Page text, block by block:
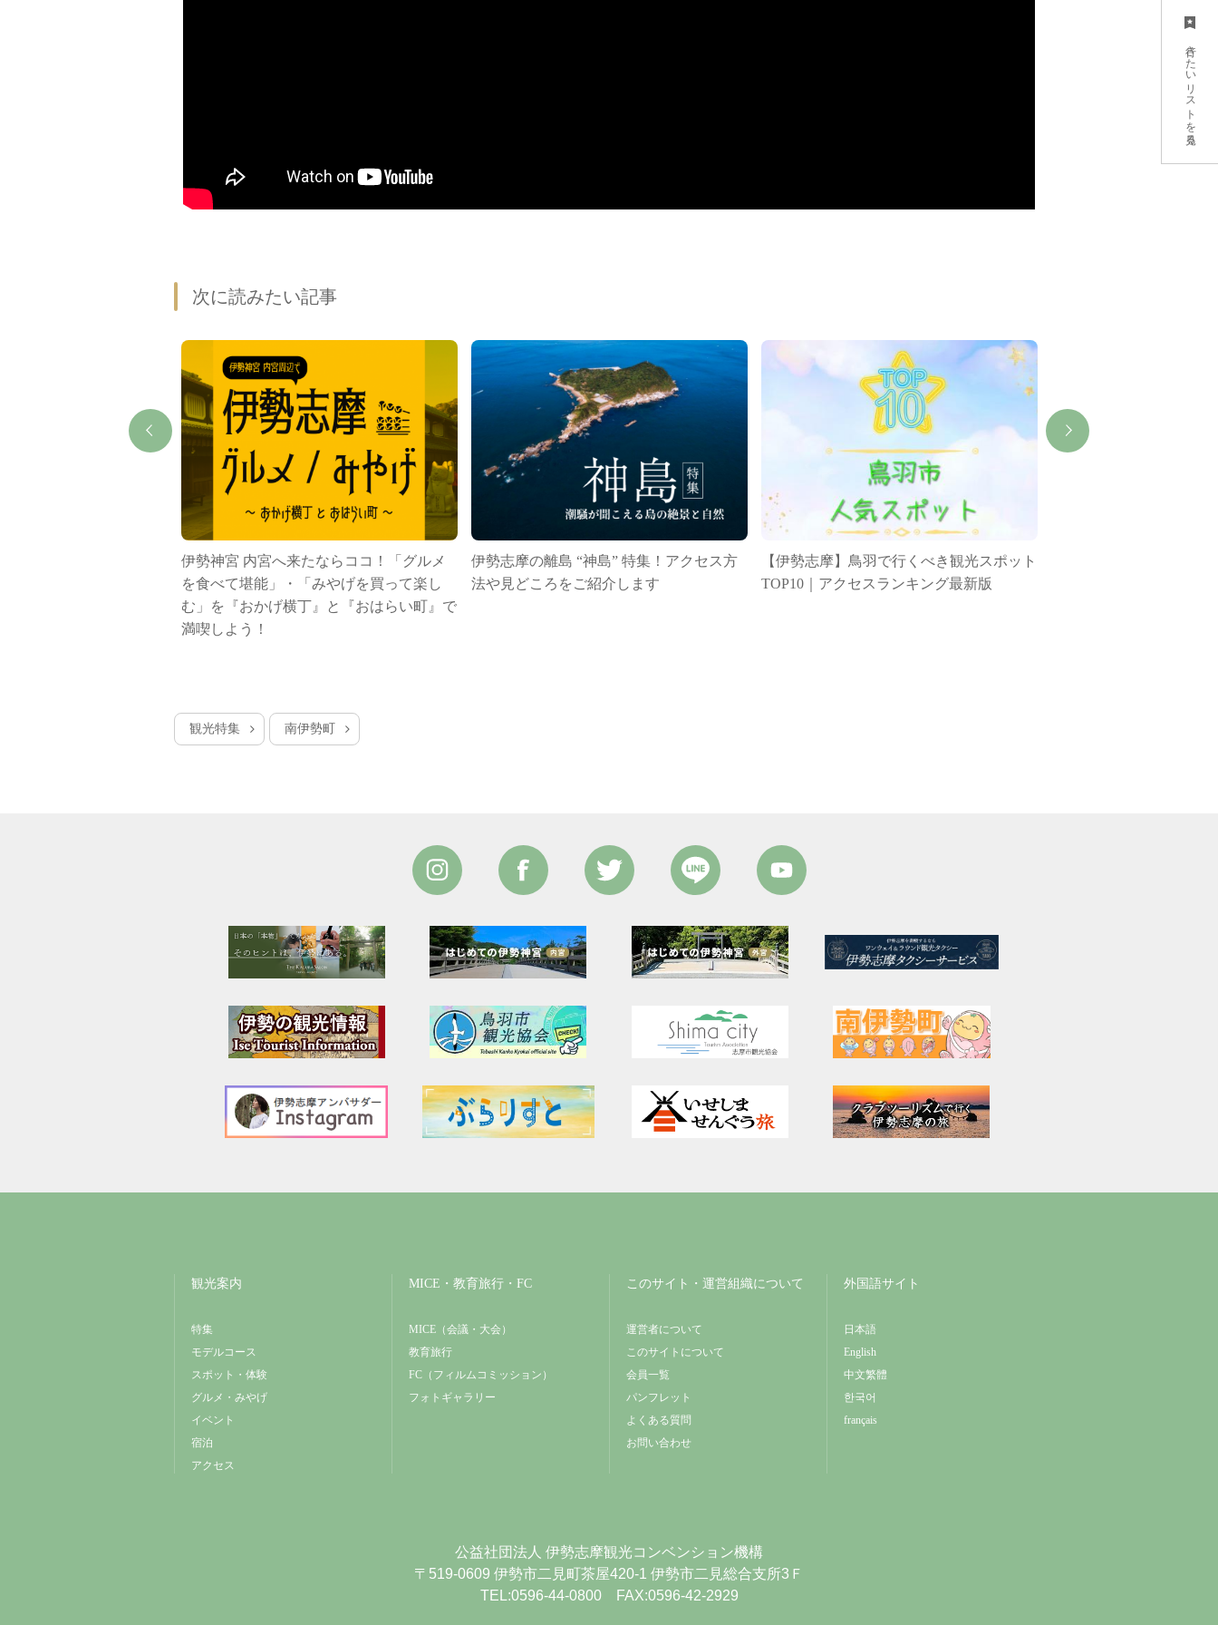
行きたいリストを見る
次に読みたい記事
伊勢神宮 内宮へ来たならココ！「グルメ
を食べて堪能」・「みやげを買って楽し
む」を『おかげ横丁』と『おはらい町』で
満喫しよう！
伊勢志摩の離島 “神島” 特集！アクセス方
法や見どころをご紹介します
【伊勢志摩】鳥羽で行くべき観光スポット
TOP10｜アクセスランキング最新版
観光特集 南伊勢町
観光案内
特集
モデルコース
スポット・体験
グルメ・みやげ
イベント
宿泊
アクセス
MICE・教育旅行・FC
MICE（会議・大会）
教育旅行
FC（フィルムコミッション）
フォトギャラリー
このサイト・運営組織について
運営者について
このサイトについて
会員一覧
パンフレット
よくある質問
お問い合わせ
外国語サイト
日本語
English
中文繁體
한국어
français
公益社団法人 伊勢志摩観光コンベンション機構
〒519-0609 伊勢市二見町茶屋420-1 伊勢市二見総合支所3Ｆ
TEL:0596-44-0800 FAX:0596-42-2929